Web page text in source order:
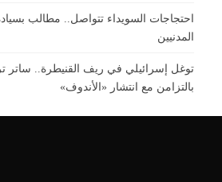
احتجاجات السويداء تتواصل.. مطالب
المدنيين
توغل إسرائيلي في ريف القنيطرة.. ساتر
بالتزامن مع انتشار «الأندوف»